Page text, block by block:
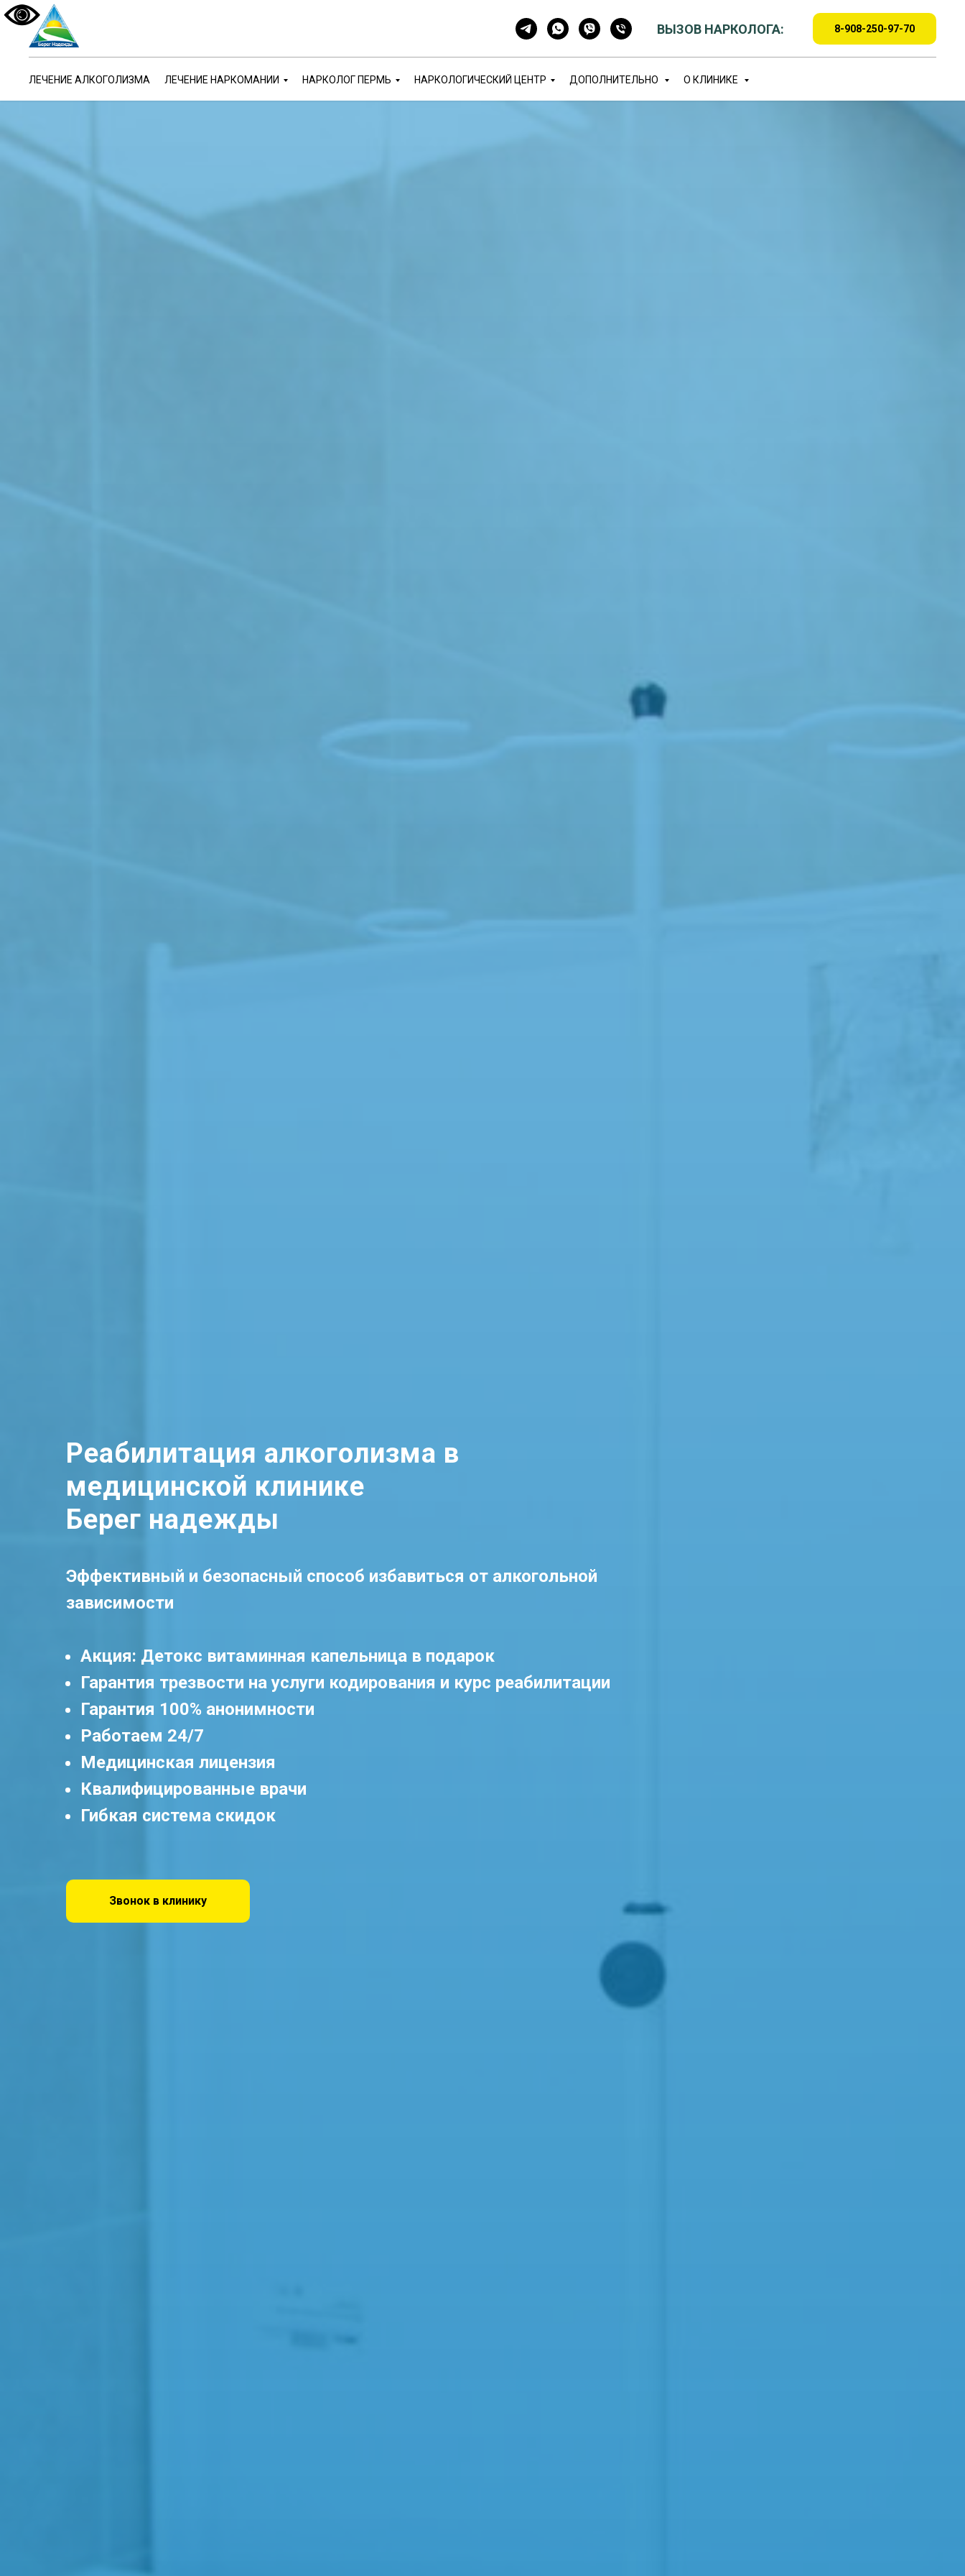
ВЫЗОВ НАРКОЛОГА: 8-908-250-97-70
ЛЕЧЕНИЕ АЛКОГОЛИЗМА ЛЕЧЕНИЕ НАРКОМАНИИ НАРКОЛОГ ПЕРМЬ НАРКОЛОГИЧЕСКИЙ ЦЕНТР ДОПОЛНИТЕЛЬНО О КЛИНИКЕ
Реабилитация алкоголизма в
медицинской клинике
Берег надежды
Эффективный и безопасный способ избавиться от алкогольной
зависимости
Акция: Детокс витаминная капельница в подарок
Гарантия трезвости на услуги кодирования и курс реабилитации
Гарантия 100% анонимности
Работаем 24/7
Медицинская лицензия
Квалифицированные врачи
Гибкая система скидок
Звонок в клинику